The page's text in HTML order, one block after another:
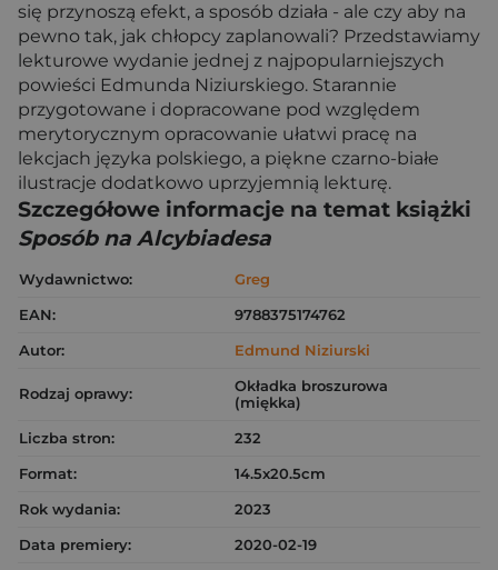
się przynoszą efekt, a sposób działa - ale czy aby na
pewno tak, jak chłopcy zaplanowali? Przedstawiamy
lekturowe wydanie jednej z najpopularniejszych
powieści Edmunda Niziurskiego. Starannie
przygotowane i dopracowane pod względem
merytorycznym opracowanie ułatwi pracę na
lekcjach języka polskiego, a piękne czarno-białe
ilustracje dodatkowo uprzyjemnią lekturę.
Szczegółowe informacje na temat książki
Sposób na Alcybiadesa
Wydawnictwo:
Greg
EAN:
9788375174762
Autor:
Edmund Niziurski
Rodzaj oprawy:
Okładka broszurowa
(miękka)
Liczba stron:
232
Format:
14.5x20.5cm
Rok wydania:
2023
Data premiery:
2020-02-19